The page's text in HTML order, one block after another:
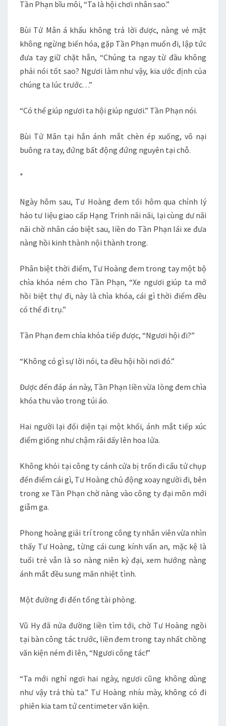
Tần Phạn bĩu môi, “Ta là hội chơi nhân sao.”
Bùi Tử Mân á khẩu không trả lời được, nàng vẻ mặt
không ngừng biến hóa, gặp Tần Phạn muốn đi, lập tức
đưa tay giữ chặt hắn, “Chúng ta ngay từ đầu không
phải nói tốt sao? Ngươi làm như vậy, kia ước định của
chúng ta lúc trước. . .”
“Có thể giúp ngươi ta hội giúp ngươi.” Tần Phạn nói.
Bùi Tử Mân tại hắn ánh mắt chèn ép xuống, vô nại
buông ra tay, đứng bất động đứng nguyên tại chỗ.
*
Ngày hôm sau, Tư Hoàng đem tối hôm qua chỉnh lý
hảo tư liệu giao cấp Hạng Trinh nãi nãi, lại cùng dư nãi
nãi chờ nhân cáo biệt sau, liền do Tần Phạn lái xe đưa
nàng hồi kinh thành nội thành trong.
Phân biệt thời điểm, Tư Hoàng đem trong tay một bộ
chìa khóa ném cho Tần Phạn, “Xe ngươi giúp ta mở
hồi biệt thự đi, này là chìa khóa, cái gì thời điểm đều
có thể đi trụ.”
Tần Phạn đem chìa khóa tiếp được, “Ngươi hội đi?”
“Không có gì sự lời nói, ta đều hội hồi nơi đó.”
Được đến đáp án này, Tần Phạn liền vừa lòng đem chìa
khóa thu vào trong túi áo.
Hai người lại đối diện tại một khối, ánh mắt tiếp xúc
điểm giống như chậm rãi dấy lên hoa lửa.
Không khỏi tại công ty cánh cửa bị trốn đi cẩu tử chụp
đến điểm cái gì, Tư Hoàng chủ động xoay người đi, bên
trong xe Tần Phạn chờ nàng vào công ty đại môn mới
giẫm ga.
Phong hoàng giải trí trong công ty nhân viên vừa nhìn
thấy Tư Hoàng, từng cái cung kính vấn an, mặc kệ là
tuổi trẻ vẫn là so nàng niên kỷ đại, xem hướng nàng
ánh mắt đều sung mãn nhiệt tình.
Một đường đi đến tổng tài phòng.
Vũ Hy đã nửa đường liền tìm tới, chờ Tư Hoàng ngồi
tại bàn công tác trước, liền đem trong tay nhất chồng
văn kiện ném đi lên, “Ngươi công tác!”
“Ta mới nghỉ ngơi hai ngày, ngươi cũng không dùng
như vậy trả thù ta.” Tư Hoàng nhíu mày, không có đi
phiên kia tam tứ centimeter văn kiện.